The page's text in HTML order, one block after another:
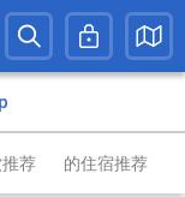
荐 的住宿推荐